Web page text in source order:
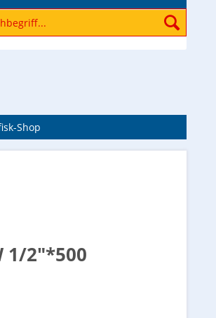
Reparatur, Hol- und Bringservice
Shop
1/2"*500